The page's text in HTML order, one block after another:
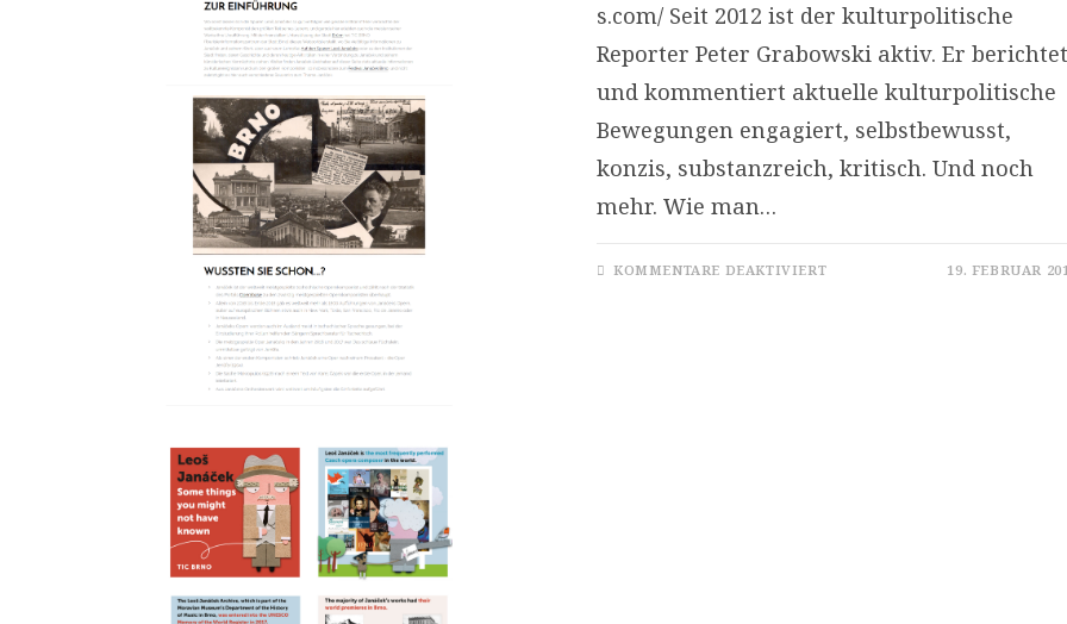
s.com/ Seit 2012 ist der kulturpolitische
Reporter Peter Grabowski aktiv. Er
und kommentiert aktuelle kulturpolitische
Bewegungen engagiert, selbstbewusst,
konzis, substanzreich, kritisch. Und noch
mehr. Wie man…
KOMMENTARE DEAKTIVIERTFÜR 19. FEBRUAR